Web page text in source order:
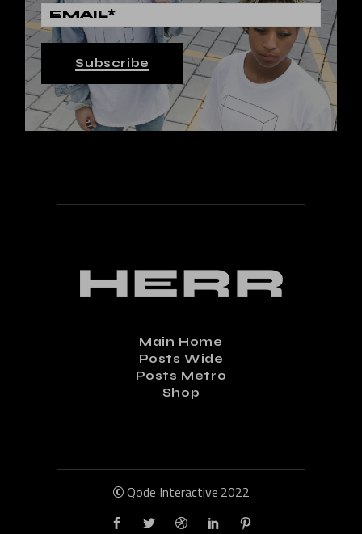
Subscribe
Main Home
Posts Wide
Posts Metro
Shop
©Qode Interactive 2022